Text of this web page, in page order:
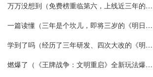
万万没想到（免费榜重临第六，上线近三年的《明日之后》为什么还能这么六？）明日之后16号更新内容明日之后
一篇读懂（三年是个坎儿，即将三岁的《明日之后》，尚能饭否？）三岁一个坎什么意思明日之后
学到了吗（经历了三年研发、四次大改的《明日之后》，到底怎么样？）明日之后三大制造职业哪个好明日之后
燃爆了（《王牌战争：文明重启》全新玩法爆料 杀人于无形）王牌战争文明重启游戏攻略大全王牌战争:文明重启